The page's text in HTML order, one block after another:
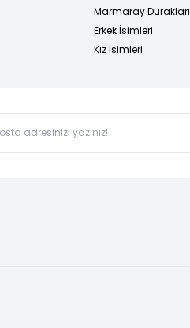
Marmaray Durakları
Erkek İsimleri
Kız İsimleri